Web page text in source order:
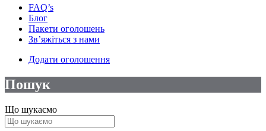
FAQ’s
Блог
Пакети оголошень
Зв’яжіться з нами
Додати оголошення
Пошук
Що шукаємо